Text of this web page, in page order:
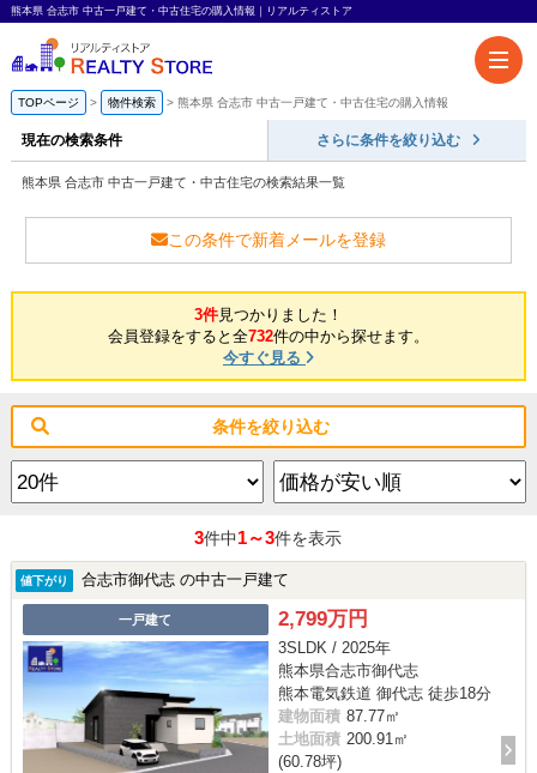
熊本県 合志市 中古一戸建て・中古住宅の購入情報｜リアルティストア
TOPページ 物件検索 熊本県 合志市 中古一戸建て・中古住宅の購入情報
現在の検索条件 さらに条件を絞り込む
熊本県 合志市 中古一戸建て・中古住宅の検索結果一覧
この条件で新着メールを登録
3件見つかりました！
会員登録をすると全732件の中から探せます。
今すぐ見る
条件を絞り込む
3件中1～3件を表示
値下がり 合志市御代志 の中古一戸建て
一戸建て 2,799万円
3SLDK / 2025年
熊本県合志市御代志
熊本電気鉄道 御代志 徒歩18分
建物面積 87.77㎡
土地面積 200.91㎡
(60.78坪)